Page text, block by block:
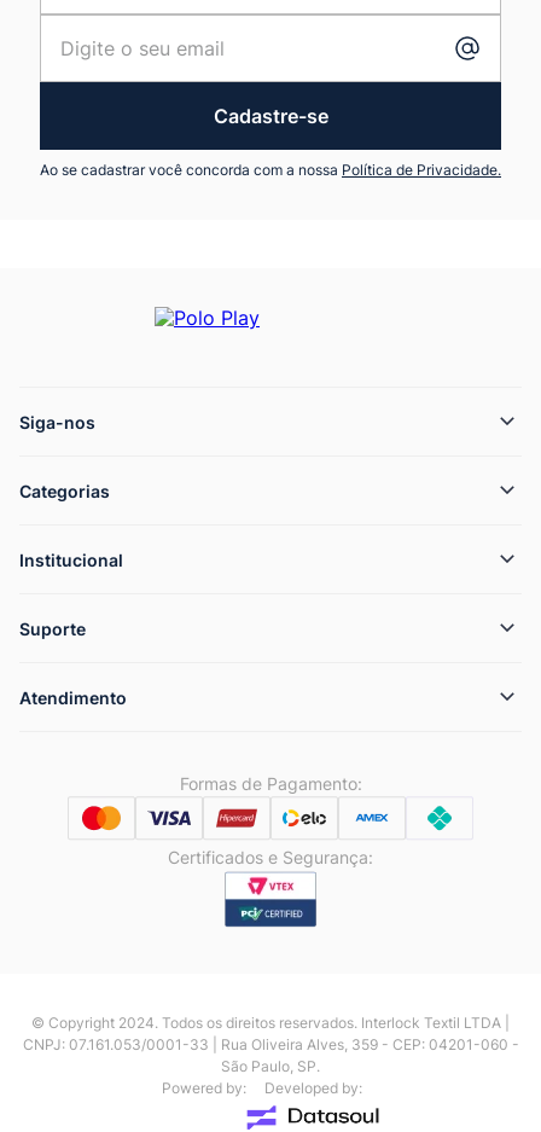
Cadastre-se
Ao se cadastrar você concorda com a nossa Política de Privacidade.
Siga-nos
Categorias
Institucional
Suporte
Atendimento
Formas de Pagamento:
Certificados e Segurança:
© Copyright 2024. Todos os direitos reservados. Interlock Textil LTDA |
CNPJ: 07.161.053/0001-33 | Rua Oliveira Alves, 359 - CEP: 04201-060 -
São Paulo, SP.
Powered by:
Developed by: